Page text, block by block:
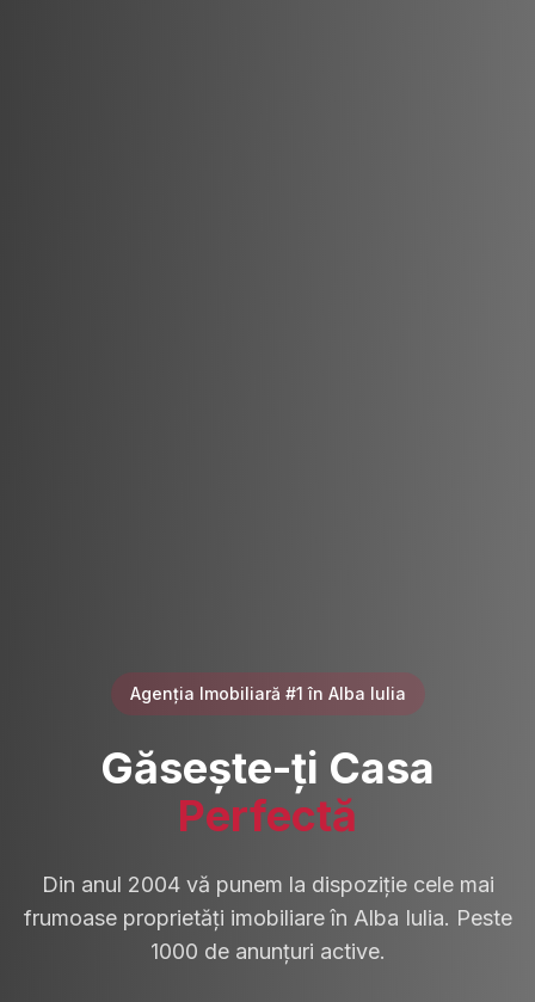
Agenția Imobiliară #1 în Alba Iulia
Găsește-ți Casa
Perfectă
Din anul 2004 vă punem la dispoziție cele mai
frumoase proprietăți imobiliare în Alba Iulia. Peste
1000 de anunțuri active.